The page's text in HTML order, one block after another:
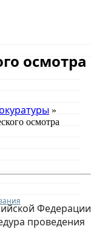
осмотра
»
осмотра
Федерации
проведения